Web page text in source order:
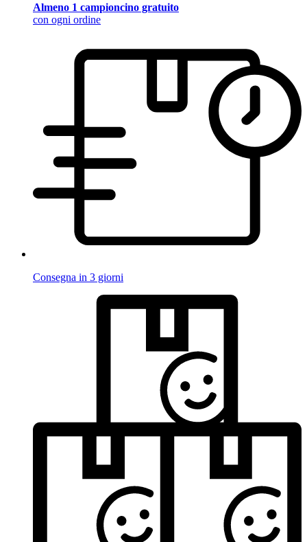
Almeno 1 campioncino gratuito
con ogni ordine
Consegna in 3 giorni